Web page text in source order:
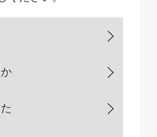
か
た